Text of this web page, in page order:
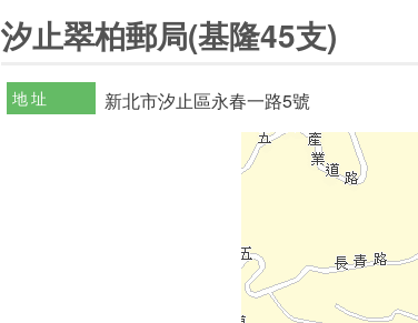
汐止翠柏郵局(基隆45支)
地址 新北市汐止區永春一路5號